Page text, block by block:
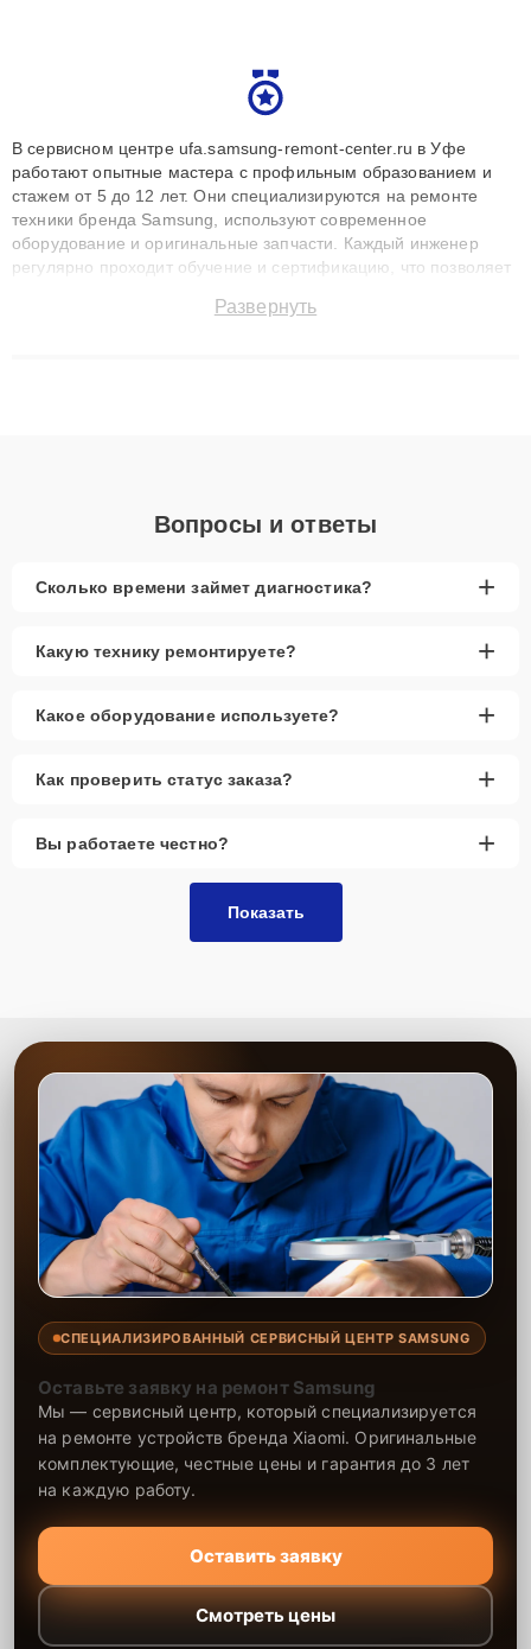
В сервисном центре ufa.samsung-remont-center.ru в Уфе
работают опытные мастера с профильным образованием и
стажем от 5 до 12 лет. Они специализируются на ремонте
техники бренда Samsung, используют современное
оборудование и оригинальные запчасти. Каждый инженер
регулярно проходит обучение и сертификацию, что позволяет
технику с сохранением гарантии до 3 лет. Наши мастера
Развернуть
Вопросы и ответы
Сколько времени займет диагностика? +
Какую технику ремонтируете? +
Какое оборудование используете? +
Как проверить статус заказа? +
Вы работаете честно? +
Показать
СПЕЦИАЛИЗИРОВАННЫЙ СЕРВИСНЫЙ ЦЕНТР SAMSUNG
Оставьте заявку на ремонт Samsung
Мы — сервисный центр, который специализируется
на ремонте устройств бренда Xiaomi. Оригинальные
комплектующие, честные цены и гарантия до 3 лет
на каждую работу.
Оставить заявку
Смотреть цены